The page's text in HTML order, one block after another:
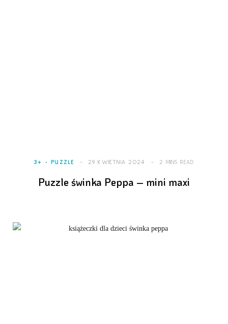
3+ PUZZLE 29 KWIETNIA 2024 2 MINS READ
Puzzle świnka Peppa – mini maxi